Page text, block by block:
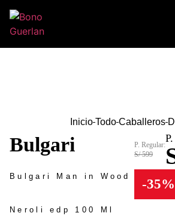
Inicio Todo Caballeros
Bulgari
Bulgari Man in Wood
Neroli edp 100 Ml
P. Regular:
S/ 599
-35%